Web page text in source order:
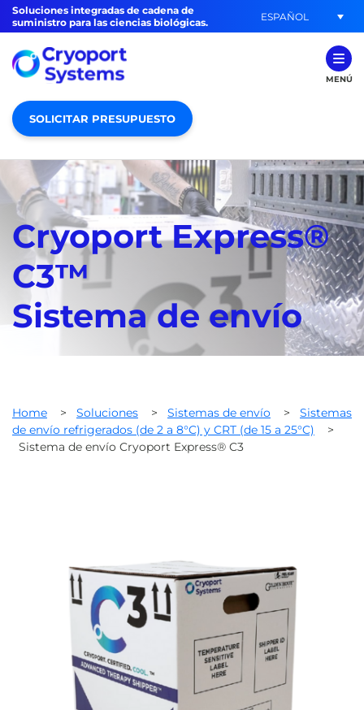
Soluciones integradas de cadena de
suministro para las ciencias biológicas.
ESPAÑOL
MENÚ
SOLICITAR PRESUPUESTO
Cryoport Express®
C3™
Sistema de envío
Home > Soluciones > Sistemas de envío >
Sistemas
de envío refrigerados (de 2 a 8°C) y CRT (de 15 a 25°C)
>
Sistema de envío Cryoport Express® C3